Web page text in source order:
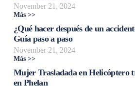
November 21, 2024
Más >>
¿Qué hacer después de un
Guía paso a paso
November 21, 2024
Más >>
Mujer Trasladada en Helicóptero
en Phelan